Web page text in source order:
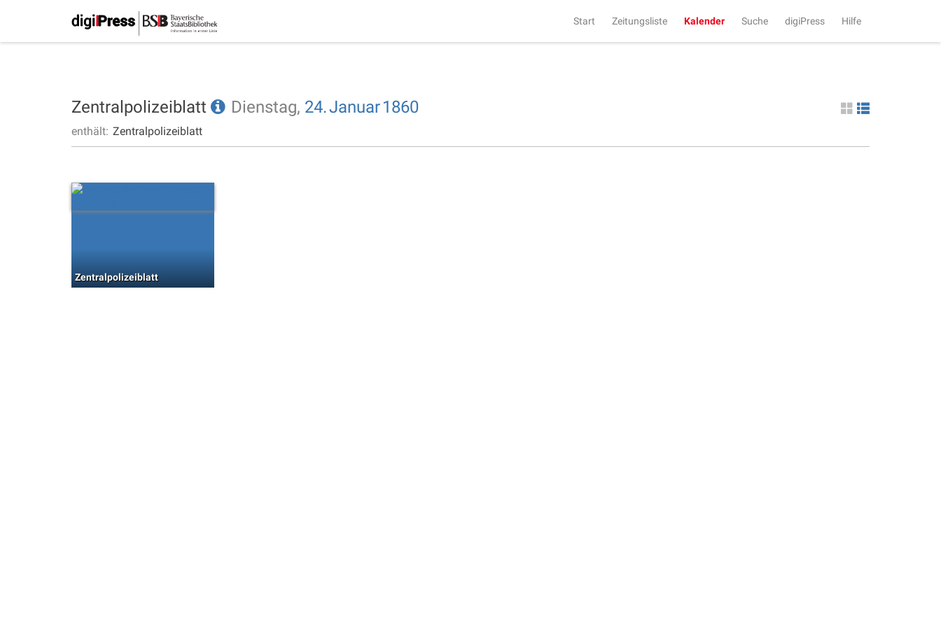
Start Zeitungsliste Kalender Suche digiPress Hilfe
Zentralpolizeiblatt Dienstag, 24.Januar1860
enthält: Zentralpolizeiblatt
Zentralpolizeiblatt